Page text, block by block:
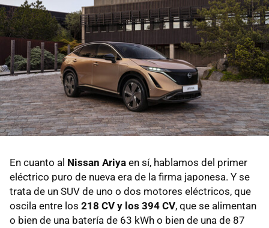
En cuanto al Nissan Ariya en sí, hablamos del primer
eléctrico puro de nueva era de la firma japonesa. Y se
trata de un SUV de uno o dos motores eléctricos, que
oscila entre los 218 CV y los 394 CV, que se alimentan
o bien de una batería de 63 kWh o bien de una de 87